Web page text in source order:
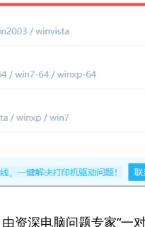
由资深电脑问题专家“一